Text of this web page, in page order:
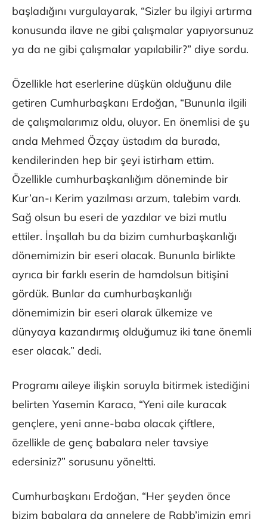
başladığını vurgulayarak, “Sizler bu ilgiyi artırma
konusunda ilave ne gibi çalışmalar yapıyorsunuz
ya da ne gibi çalışmalar yapılabilir?” diye sordu.
Özellikle hat eserlerine düşkün olduğunu dile
getiren Cumhurbaşkanı Erdoğan, “Bununla ilgili
de çalışmalarımız oldu, oluyor. En önemlisi de şu
anda Mehmed Özçay üstadım da burada,
kendilerinden hep bir şeyi istirham ettim.
Özellikle cumhurbaşkanlığım döneminde bir
Kur’an-ı Kerim yazılması arzum, talebim vardı.
Sağ olsun bu eseri de yazdılar ve bizi mutlu
ettiler. İnşallah bu da bizim cumhurbaşkanlığı
dönemimizin bir eseri olacak. Bununla birlikte
ayrıca bir farklı eserin de hamdolsun bitişini
gördük. Bunlar da cumhurbaşkanlığı
dönemimizin bir eseri olarak ülkemize ve
dünyaya kazandırmış olduğumuz iki tane önemli
eser olacak.” dedi.
Programı aileye ilişkin soruyla bitirmek istediğini
belirten Yasemin Karaca, “Yeni aile kuracak
gençlere, yeni anne-baba olacak çiftlere,
özellikle de genç babalara neler tavsiye
edersiniz?” sorusunu yöneltti.
Cumhurbaşkanı Erdoğan, “Her şeyden önce
bizim babalara da annelere de Rabb’imizin emri